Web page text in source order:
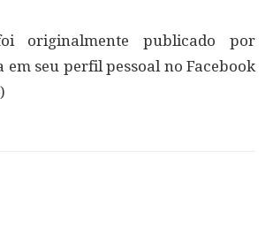
originalmente publicado por
em seu perfil pessoal no Facebook